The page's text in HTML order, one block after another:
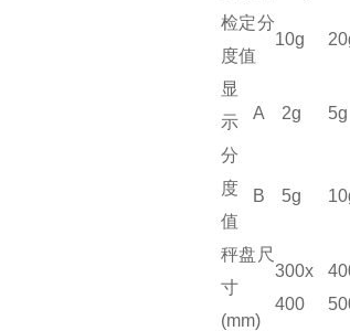
检定分
度值
10g
显
示
分
度
值
A 2g 5g
B 5g
秤盘尺
寸
(mm)
300x
400